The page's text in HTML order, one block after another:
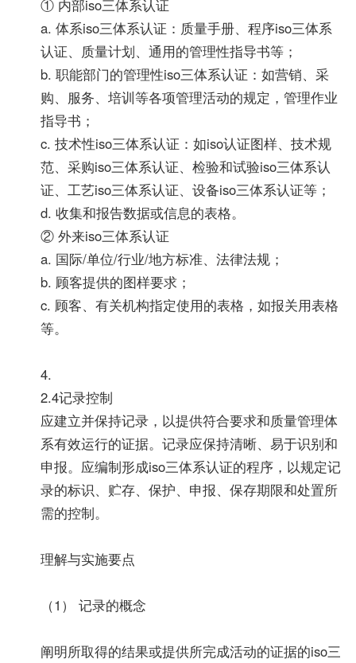
① 内部iso三体系认证
a. 体系iso三体系认证：质量手册、程序iso三体系
认证、质量计划、通用的管理性指导书等；
b. 职能部门的管理性iso三体系认证：如营销、采
购、服务、培训等各项管理活动的规定，管理作业
指导书；
c. 技术性iso三体系认证：如iso认证图样、技术规
范、采购iso三体系认证、检验和试验iso三体系认
证、工艺iso三体系认证、设备iso三体系认证等；
d. 收集和报告数据或信息的表格。
② 外来iso三体系认证
a. 国际/单位/行业/地方标准、法律法规；
b. 顾客提供的图样要求；
c. 顾客、有关机构指定使用的表格，如报关用表格
等。
4.
2.4记录控制
应建立并保持记录，以提供符合要求和质量管理体
系有效运行的证据。记录应保持清晰、易于识别和
申报。应编制形成iso三体系认证的程序，以规定记
录的标识、贮存、保护、申报、保存期限和处置所
需的控制。
理解与实施要点
（1） 记录的概念
阐明所取得的结果或提供所完成活动的证据的iso三